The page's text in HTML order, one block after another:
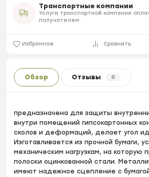
Транспортные компании
Услуги транспортной компании
получателем
Избранное Сравнить
Обзор Отзывы 0
предназначена для защиты
внутри помещений гипсокартонных
сколов и деформаций, делает угол
Изготавливается из прочной бумаги,
механическим нагрузкам, на которую
полоски оцинкованной стали.
имеют надежное сцепление с